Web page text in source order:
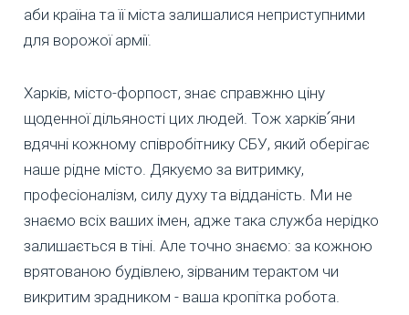
аби країна та її міста залишалися неприступними
для ворожої армії.
Харків, місто-форпост, знає справжню ціну
щоденної дільяності цих людей. Тож харків՛яни
вдячні кожному співробітнику СБУ, який оберігає
наше рідне місто. Дякуємо за витримку,
професіоналізм, силу духу та відданість. Ми не
знаємо всіх ваших імен, адже така служба нерідко
залишається в тіні. Але точно знаємо: за кожною
врятованою будівлею, зірваним терактом чи
викритим зрадником - ваша кропітка робота.